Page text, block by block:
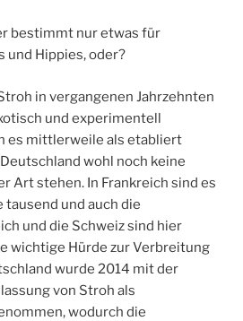
bestimmt nur etwas für
und Hippies, oder?
in vergangenen Jahrzehnten
und experimentell
es mittlerweile als etabliert
wohl noch keine
Art stehen. In Frankreich sind es
und auch die
und die Schweiz sind hier
wichtige Hürde zur Verbreitung
wurde 2014 mit der
von Stroh als
wodurch die